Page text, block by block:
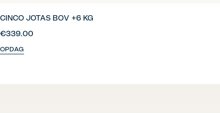
CINCO JOTAS BOV +6 KG
€339.00
OPDAG